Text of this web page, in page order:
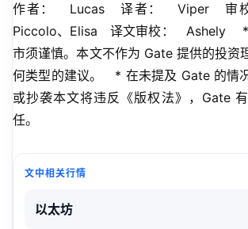
作者：   Lucas   译者：   Viper   审
Piccolo、Elisa   译文审校：   Ashely
市须谨慎。本文不作为 Gate 提供的投资
何类型的建议。   * 在未提及 Gate 的情
或抄袭本文将违反《版权法》，Gate
任。
文中相关行情
以太坊